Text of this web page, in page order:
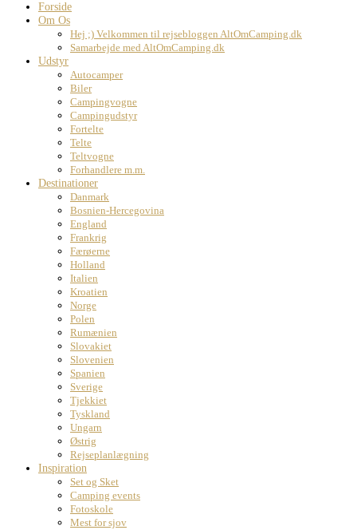
Forside
Om Os
Hej ;) Velkommen til rejsebloggen AltOmCamping.dk
Samarbejde med AltOmCamping.dk
Udstyr
Autocamper
Biler
Campingvogne
Campingudstyr
Fortelte
Telte
Teltvogne
Forhandlere m.m.
Destinationer
Danmark
Bosnien-Hercegovina
England
Frankrig
Færøerne
Holland
Italien
Kroatien
Norge
Polen
Rumænien
Slovakiet
Slovenien
Spanien
Sverige
Tjekkiet
Tyskland
Ungarn
Østrig
Rejseplanlægning
Inspiration
Set og Sket
Camping events
Fotoskole
Mest for sjov